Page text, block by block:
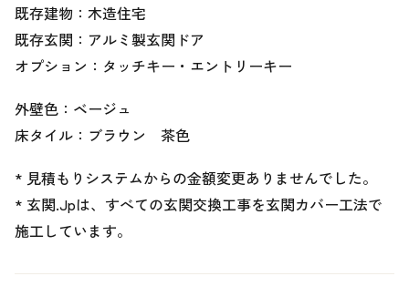
既存建物：木造住宅
既存玄関：アルミ製玄関ドア
オプション：タッチキー・エントリーキー
外壁色：ベージュ
床タイル：ブラウン 茶色
* 見積もりシステムからの金額変更ありませんでした。
* 玄関.Jpは、すべての玄関交換工事を玄関カバー工法で
施工しています。